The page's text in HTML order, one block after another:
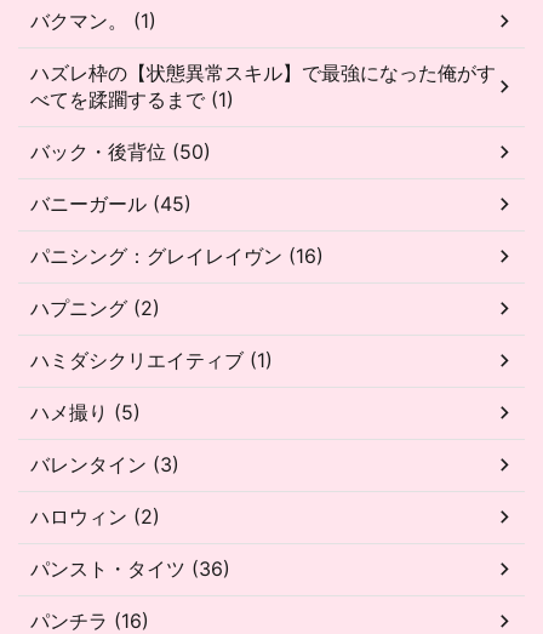
バクマン。 (1)
ハズレ枠の【状態異常スキル】で最強になった俺がす
べてを蹂躙するまで (1)
バック・後背位 (50)
バニーガール (45)
パニシング：グレイレイヴン (16)
ハプニング (2)
ハミダシクリエイティブ (1)
ハメ撮り (5)
バレンタイン (3)
ハロウィン (2)
パンスト・タイツ (36)
パンチラ (16)